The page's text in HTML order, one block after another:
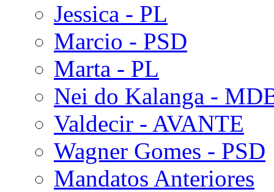
Jessica - PL
Marcio - PSD
Marta - PL
Nei do Kalanga -
Valdecir - AVANTE
Wagner Gomes - PSD
Mandatos Anteriores